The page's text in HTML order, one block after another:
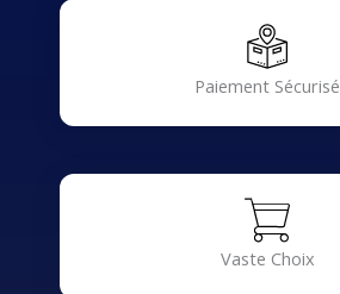
Paiement Sécurisé
Vaste Choix